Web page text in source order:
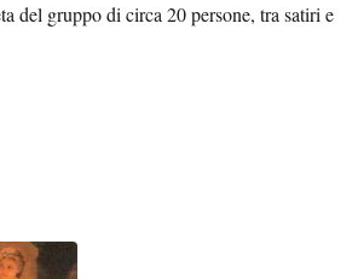
del gruppo di circa 20 persone, tra satiri e